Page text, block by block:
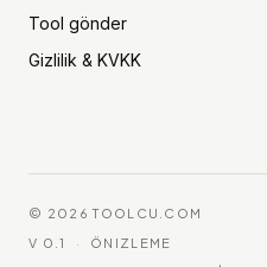
Tool gönder
Gizlilik & KVKK
© 2026 TOOLCU.COM
V 0.1
·
ÖNIZLEME